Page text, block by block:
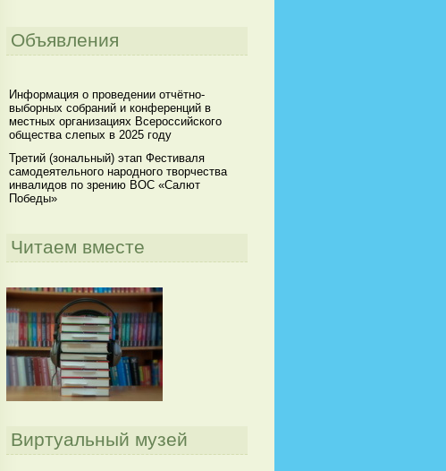
Объявления
Информация о проведении отчётно-
выборных собраний и конференций в
местных организациях Всероссийского
общества слепых в 2025 году
Третий (зональный) этап Фестиваля
самодеятельного народного творчества
инвалидов по зрению ВОС «Салют
Победы»
Читаем вместе
Виртуальный музей